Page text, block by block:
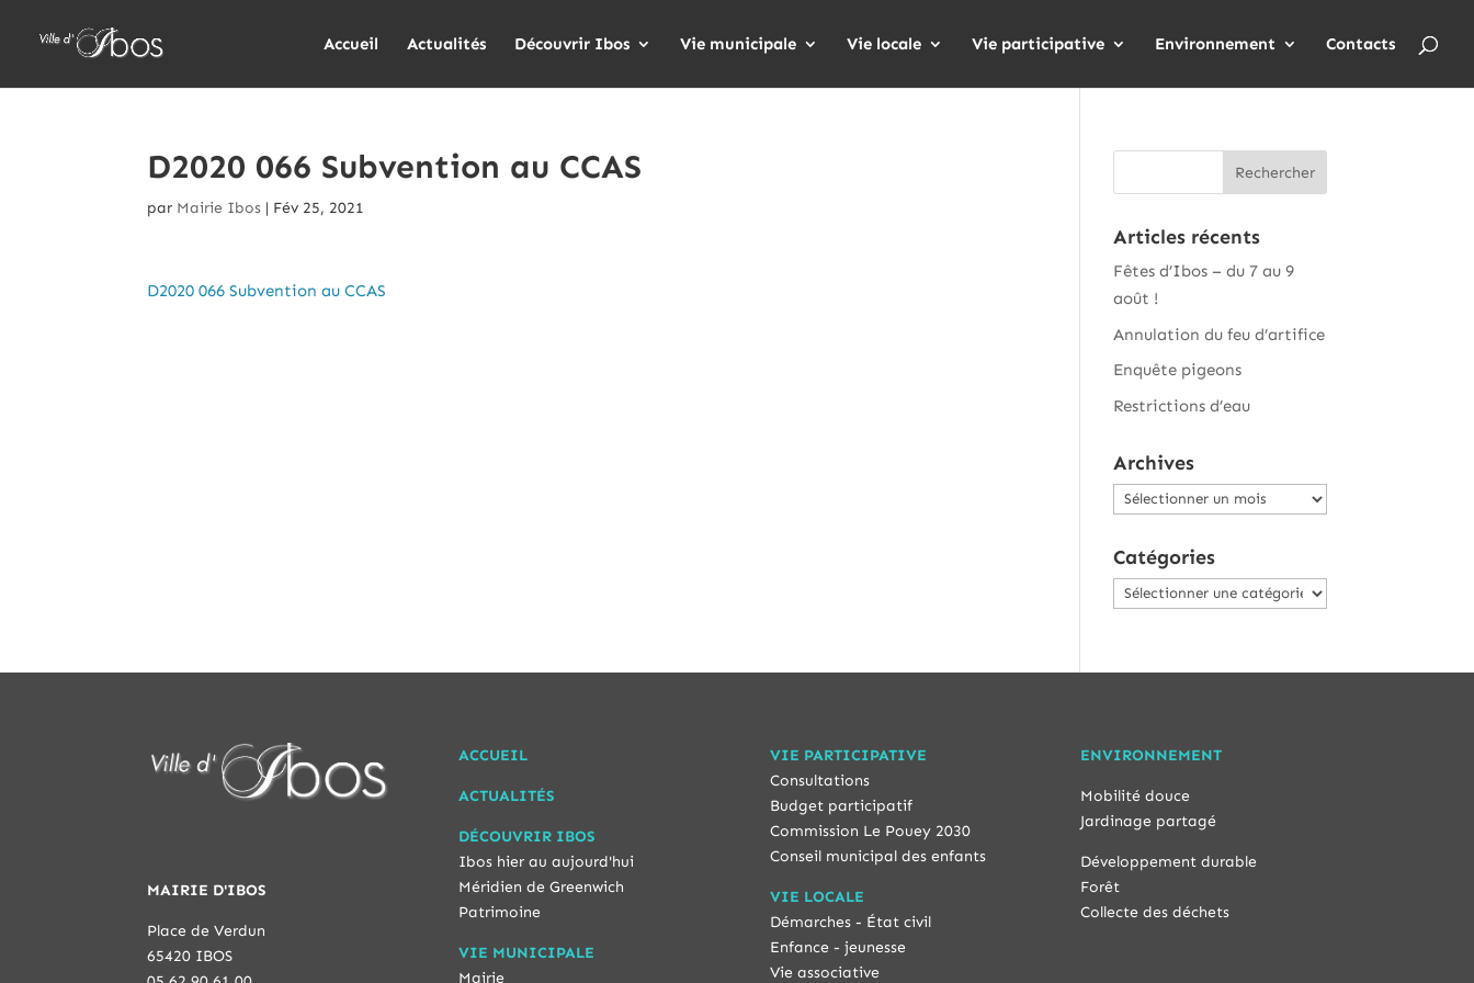
Accueil Actualités Découvrir Ibos Vie municipale Vie locale Vie participative Environnement Contacts
D2020 066 Subvention au CCAS
par Mairie Ibos | Fév 25, 2021
D2020 066 Subvention au CCAS
Articles récents
Fêtes d’Ibos – du 7 au 9
août !
Annulation du feu d’artifice
Enquête pigeons
Restrictions d’eau
Archives
Archives
Catégories
Catégories
MAIRIE D'IBOS
Place de Verdun
65420 IBOS
ACCUEIL
ACTUALITÉS
DÉCOUVRIR IBOS
Ibos hier au aujourd'hui
Méridien de Greenwich
Patrimoine
VIE MUNICIPALE
Mairie
VIE PARTICIPATIVE
Consultations
Budget participatif
Commission Le Pouey 2030
Conseil municipal des enfants
VIE LOCALE
Démarches - État civil
Enfance - jeunesse
Vie associative
ENVIRONNEMENT
Mobilité douce
Jardinage partagé
Développement durable
Forêt
Collecte des déchets